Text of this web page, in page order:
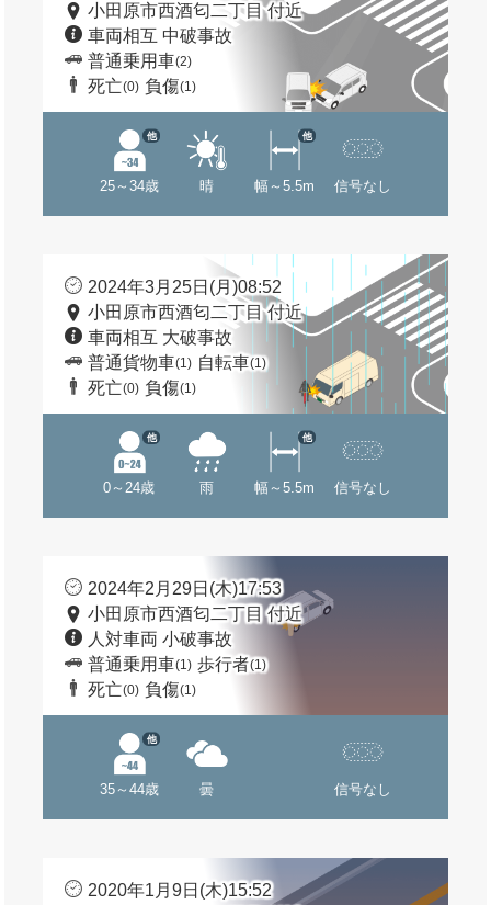
小田原市西酒匂二丁目 付近
車両相互 中破事故
普通乗用車(2)
死亡(0) 負傷(1)
25～34歳
他
晴 幅～5.5m
他
信号なし
2024年3月25日(月)08:52
小田原市西酒匂二丁目 付近
車両相互 大破事故
普通貨物車(1) 自転車(1)
死亡(0) 負傷(1)
0～24歳
他
雨 幅～5.5m
他
信号なし
2024年2月29日(木)17:53
小田原市西酒匂二丁目 付近
人対車両 小破事故
普通乗用車(1) 歩行者(1)
死亡(0) 負傷(1)
35～44歳
他
曇 信号なし
2020年1月9日(木)15:52